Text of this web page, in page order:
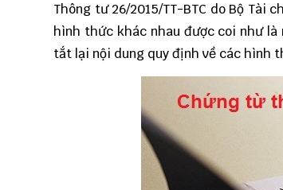
Thông tư 26/2015/TT-BTC do Bộ Tài
hình thức khác nhau được coi như
tắt lại nội dung quy định về các hình